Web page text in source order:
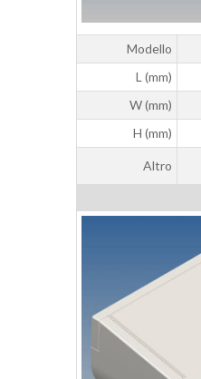
Modello
L (mm)
W (mm)
H (mm)
Altro